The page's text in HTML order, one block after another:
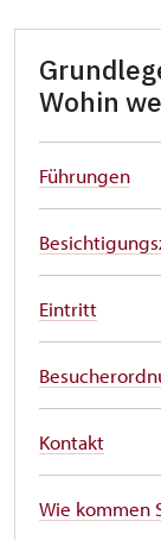
Wohin
Führungen
Eintritt
Kontakt
Wie kommen